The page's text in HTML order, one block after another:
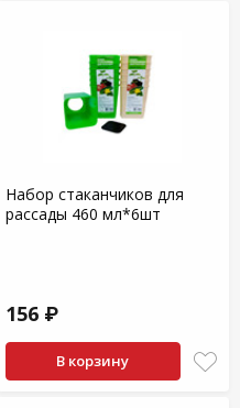
Набор стаканчиков для
рассады 460 мл*6шт
156 ₽
В корзину